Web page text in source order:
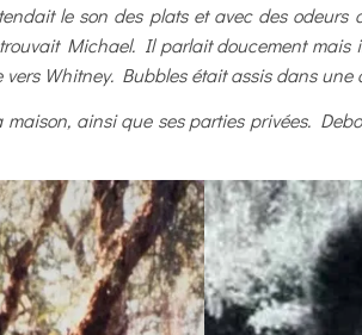
le son des plats et avec des
Michael. Il parlait doucement mais
Whitney. Bubbles était assis dans
ainsi que ses parties privées.